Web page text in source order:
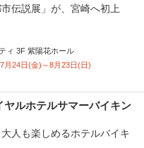
伝説展」が、宮崎へ初上
ィ 3F 紫陽花ホール
月24日(金)～8月23日(日)
ヤルホテルサマーバイキン
人も楽しめるホテルバイキ